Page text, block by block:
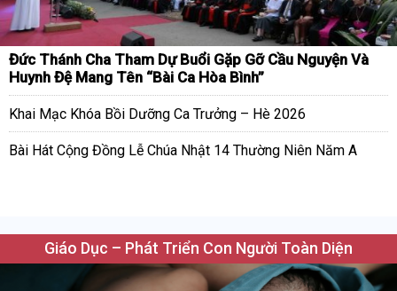
Đức Thánh Cha Tham Dự Buổi Gặp Gỡ Cầu Nguyện Và
Huynh Đệ Mang Tên “Bài Ca Hòa Bình”
Khai Mạc Khóa Bồi Dưỡng Ca Trưởng – Hè 2026
Bài Hát Cộng Đồng Lễ Chúa Nhật 14 Thường Niên Năm A
Giáo Dục – Phát Triển Con Người Toàn Diện